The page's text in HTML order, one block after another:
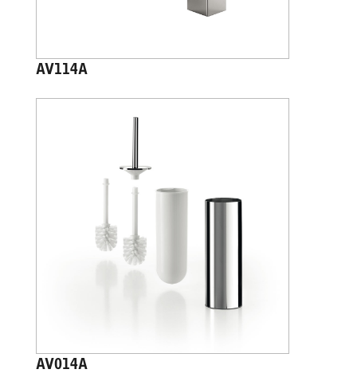
AV114A
AV014A